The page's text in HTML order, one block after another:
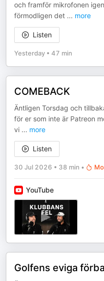
och framför mikrofonen
förmodligen det ... more
Listen
Yesterday • 47 min
COMEBACK
Äntligen Torsdag och
för er som inte är Patreon
vi ... more
Listen
30 Jul 2026 • 38 min •
YouTube
Golfens eviga